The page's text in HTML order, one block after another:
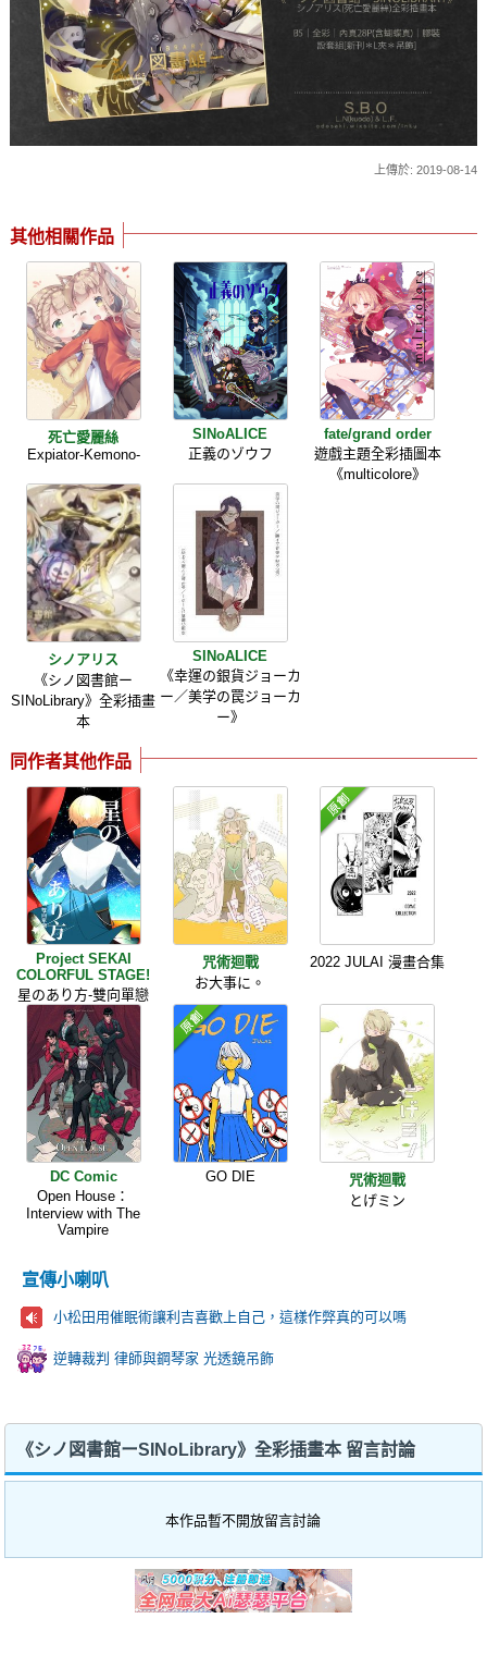
上傳於: 2019-08-14
其他相關作品
死亡愛麗絲
Expiator-Kemono-
SINoALICE
正義のゾウフ
fate/grand order
遊戲主題全彩插圖本
《multicolore》
シノアリス
《シノ図書館ー
SINoLibrary》全彩插畫
本
SINoALICE
《幸運の銀貨ジョーカ
ー／美学の罠ジョーカ
ー》
同作者其他作品
Project SEKAI
COLORFUL STAGE!
星のあり方-雙向單戀
咒術迴戰
お大事に。
2022 JULAI 漫畫合集
DC Comic
Open House：
Interview with The
Vampire
GO DIE
咒術迴戰
とげミン
宣傳小喇叭
小松田用催眠術讓利吉喜歡上自己，這樣作弊真的可以嗎
逆轉裁判 律師與鋼琴家 光透鏡吊飾
《シノ図書館ーSINoLibrary》全彩插畫本 留言討論
本作品暫不開放留言討論